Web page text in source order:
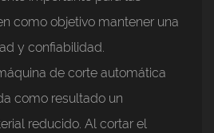
como objetivo mantener una
y confiabilidad.
de corte automática
como resultado un
reducido. Al cortar el